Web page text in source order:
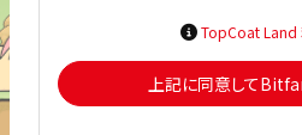
TopCoat Land
上記に同意して